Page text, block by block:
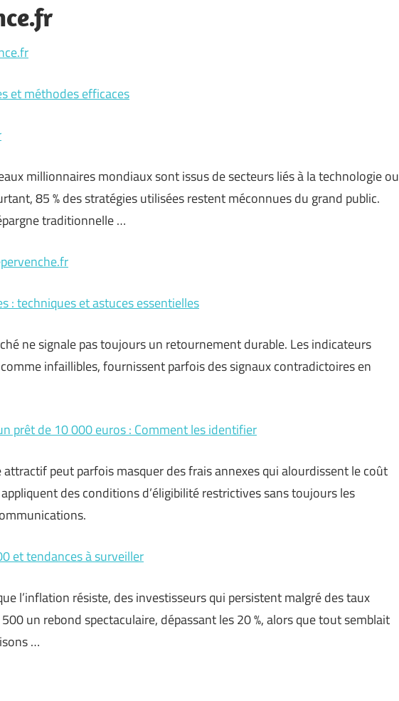
et méthodes efficaces
millionnaires mondiaux sont issus de secteurs liés à la technologie ou
85 % des stratégies utilisées restent méconnues du grand public.
traditionnelle …
: techniques et astuces essentielles
ne signale pas toujours un retournement durable. Les indicateurs
infaillibles, fournissent parfois des signaux contradictoires en
prêt de 10 000 euros : Comment les identifier
peut parfois masquer des frais annexes qui alourdissent le coût
des conditions d’éligibilité restrictives sans toujours les
et tendances à surveiller
l’inflation résiste, des investisseurs qui persistent malgré des taux
un rebond spectaculaire, dépassant les 20 %, alors que tout semblait
…